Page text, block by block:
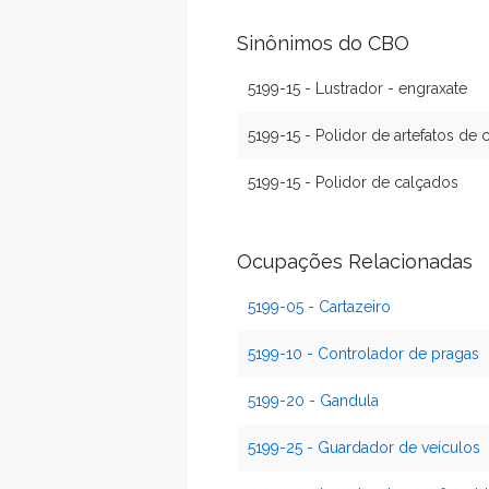
Sinônimos do CBO
5199-15 - Lustrador - engraxate
5199-15 - Polidor de artefatos de
5199-15 - Polidor de calçados
Ocupações Relacionadas
5199-05 - Cartazeiro
5199-10 - Controlador de pragas
5199-20 - Gandula
5199-25 - Guardador de veículos